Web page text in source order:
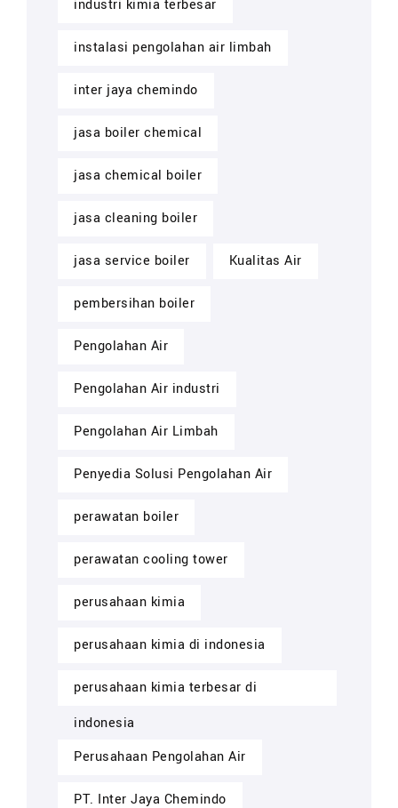
industri kimia terbesar
instalasi pengolahan air limbah
inter jaya chemindo
jasa boiler chemical
jasa chemical boiler
jasa cleaning boiler
jasa service boiler Kualitas Air
pembersihan boiler
Pengolahan Air
Pengolahan Air industri
Pengolahan Air Limbah
Penyedia Solusi Pengolahan Air
perawatan boiler
perawatan cooling tower
perusahaan kimia
perusahaan kimia di indonesia
perusahaan kimia terbesar di
indonesia
Perusahaan Pengolahan Air
PT. Inter Jaya Chemindo